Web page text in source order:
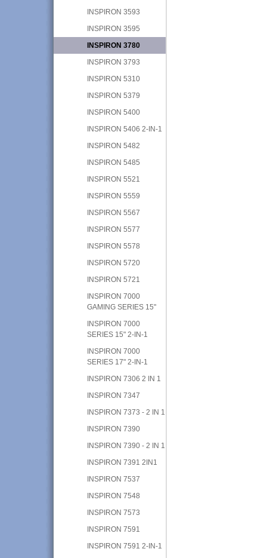
INSPIRON 3593
INSPIRON 3595
INSPIRON 3780
INSPIRON 3793
INSPIRON 5310
INSPIRON 5379
INSPIRON 5400
INSPIRON 5406 2-IN-1
INSPIRON 5482
INSPIRON 5485
INSPIRON 5521
INSPIRON 5559
INSPIRON 5567
INSPIRON 5577
INSPIRON 5578
INSPIRON 5720
INSPIRON 5721
INSPIRON 7000
GAMING SERIES 15"
INSPIRON 7000
SERIES 15" 2-IN-1
INSPIRON 7000
SERIES 17" 2-IN-1
INSPIRON 7306 2 IN 1
INSPIRON 7347
INSPIRON 7373 - 2 IN 1
INSPIRON 7390
INSPIRON 7390 - 2 IN 1
INSPIRON 7391 2IN1
INSPIRON 7537
INSPIRON 7548
INSPIRON 7573
INSPIRON 7591
INSPIRON 7591 2-IN-1